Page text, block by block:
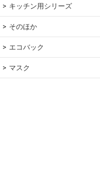
キッチン用シリーズ
そのほか
エコバック
マスク